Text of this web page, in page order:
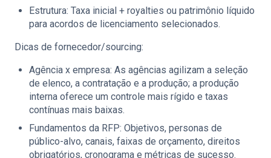
Estrutura: Taxa inicial + royalties ou patrimônio líquido
para acordos de licenciamento selecionados.
Dicas de fornecedor/sourcing:
Agência x empresa: As agências agilizam a seleção
de elenco, a contratação e a produção; a produção
interna oferece um controle mais rígido e taxas
contínuas mais baixas.
Fundamentos da RFP: Objetivos, personas de
público-alvo, canais, faixas de orçamento, direitos
obrigatórios, cronograma e métricas de sucesso.